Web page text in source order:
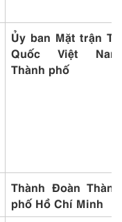
Ủy ban Mặt trận Tổ
Quốc Việt Nam
Thành phố
Thành Đoàn Thành
phố Hồ Chí Minh